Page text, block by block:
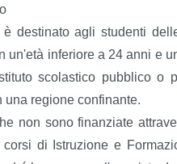
è destinato agli studenti
un'età inferiore a 24 anni e
scolastico pubblico o
una regione confinante.
non sono finanziate
corsi di Istruzione e